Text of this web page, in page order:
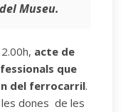
Museu.
acte de
que
del ferrocarril.
dones de les